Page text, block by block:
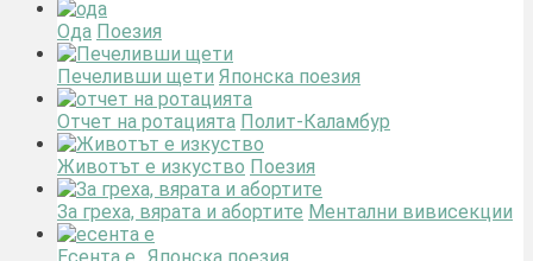
Ода Поезия
Печеливши щети Японска поезия
Отчет на ротацията Полит-Каламбур
Животът е изкуство Поезия
За греха, вярата и абортите Ментални вивисекции
Есента е.. Японска поезия